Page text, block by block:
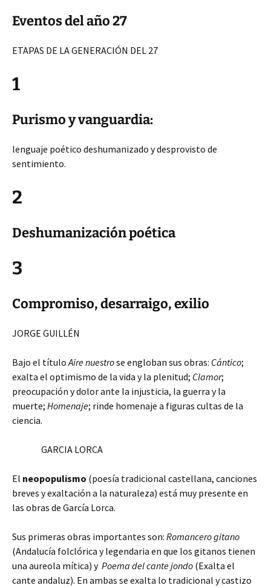
Eventos del año 27
ETAPAS DE LA GENERACIÓN DEL 27
1
Purismo y vanguardia:
lenguaje poético deshumanizado y desprovisto de
sentimiento.
2
Deshumanización poética
3
Compromiso, desarraigo, exilio
JORGE GUILLÉN
Bajo el títuloAire nuestrose engloban sus obras: Cántico;
exalta el optimismo de la vida y la plenitud; Clamor;
preocupación y dolor ante la injusticia, la guerra y la
muerte; Homenaje; rinde homenaje a figuras cultas de la
ciencia.
GARCIA LORCA
El neopopulismo (poesía tradicional castellana, canciones
breves y exaltación a la naturaleza) está muy presente en
las obras de García Lorca.
Sus primeras obras importantes son: Romancero gitano
(Andalucía folclórica y legendaria en que los gitanos tienen
una aureola mítica) y Poema del cante jondo (Exalta el
cante andaluz). En ambas se exalta lo tradicional y castizo